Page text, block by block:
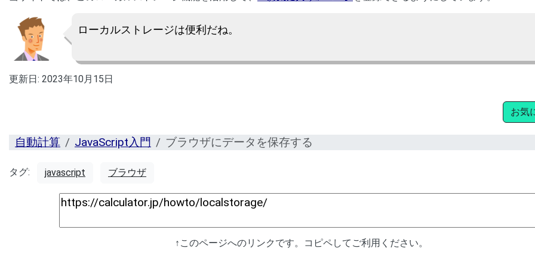
ローカルストレージは便利だね。
更新日: 2023年10月15日
お気
自動計算 JavaScript入門 ブラウザにデータを保存する
タグ: javascript ブラウザ
↑このページへのリンクです。コピペしてご利用ください。